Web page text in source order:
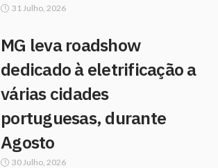
31 Julho, 2026
MG leva roadshow
dedicado à eletrificação a
várias cidades
portuguesas, durante
Agosto
30 Julho, 2026